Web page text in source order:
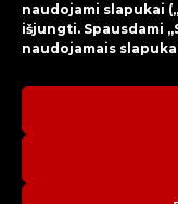
naudojami slapukai
išjungti. Spausdami
naudojamais
2026 ©